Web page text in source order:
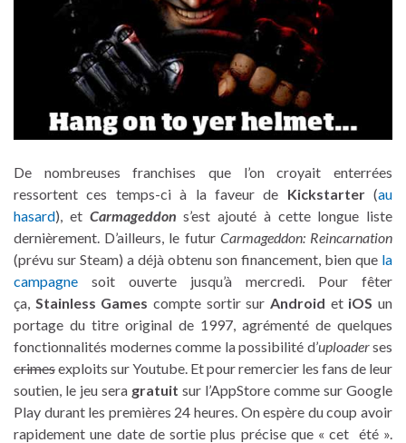
De nombreuses franchises que l’on croyait enterrées
ressortent ces temps-ci à la faveur de Kickstarter(au
hasard), et Carmageddon s’est ajouté à cette longue liste
dernièrement. D’ailleurs, le futur Carmageddon: Reincarnation
(prévu sur Steam) a déjà obtenu son financement, bien que la
campagne soit ouverte jusqu’à mercredi. Pour fêter
ça, Stainless Games compte sortir surAndroid et iOS un
portage du titre original de 1997, agrémenté de quelques
fonctionnalités modernes comme la possibilité d’uploaderses
crimesexploits sur Youtube. Et pour remercier les fans de leur
soutien, le jeu sera gratuit sur l’AppStore comme sur Google
Play durant les premières 24 heures. On espère du coup avoir
rapidement une date de sortie plus précise que « cet été ».